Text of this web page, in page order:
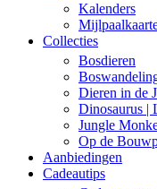
Kalenders
Collecties
Bosdieren
Dieren in de
Dinosaurus |
Jungle
Op de
Aanbiedingen
Cadeautips